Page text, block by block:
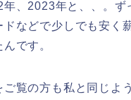
、2023年と、、。ず
ドなどで少しでも安く
です。
覧の方も私と同じよ